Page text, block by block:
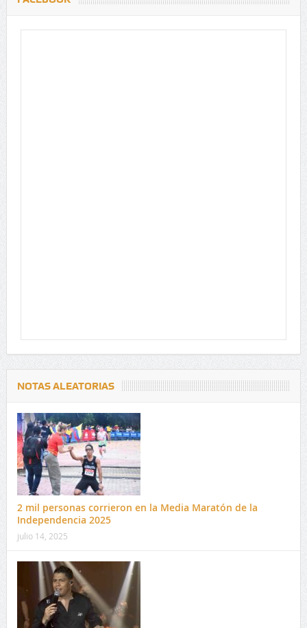
NOTAS ALEATORIAS
2 mil personas corrieron en la Media Maratón de la
Independencia 2025
julio 14, 2025